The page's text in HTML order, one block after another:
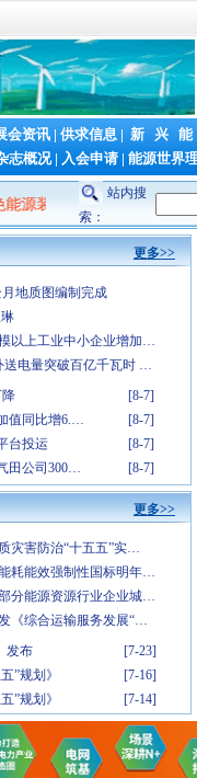
会资讯 | 供求信息 | 新兴
志概况| 入会申请 | 能源世界
博览会 Fac Tec China电子
站内搜
索：
更多>>
月地质图编制完成
以上工业中小企业增加…
送电量突破百亿千瓦时 …
[8-7]
值同比增6.…
[8-7]
台投运
[8-7]
田公司300… [8-7]
更多>>
质灾害防治“十五五”实…
耗能效强制性国标明年…
分能源资源行业企业城…
《综合运输服务发展“…
发布
[7-23]
”规划》
[7-16]
”规划》 [7-14]